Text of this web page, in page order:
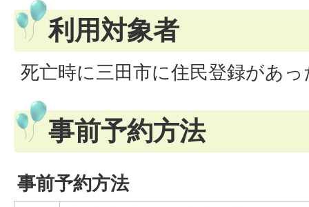
利用対象者
死亡時に三田市に住民登録があ
事前予約方法
事前予約方法